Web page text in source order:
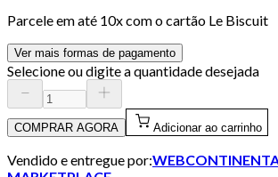
Parcele em até 10x com o cartão Le Biscuit
Ver mais formas de pagamento
Selecione ou digite a quantidade desejada
COMPRAR AGORA Adicionar ao carrinho
Vendido e entregue por: